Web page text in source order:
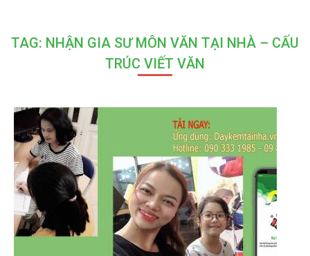
TAG: NHẬN GIA SƯ MÔN VĂN TẠI NHÀ – CẤU
TRÚC VIẾT VĂN